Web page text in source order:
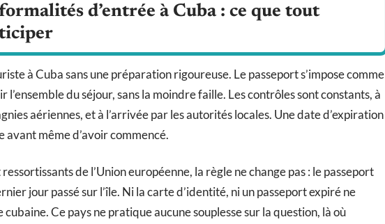
d’entrée à Cuba : ce que tout
à Cuba sans une préparation rigoureuse. Le passeport s’impose comme
l’ensemble du séjour, sans la moindre faille. Les contrôles sont constants, à
aériennes, et à l’arrivée par les autorités locales. Une date d’expiration
avant même d’avoir commencé.
de l’Union européenne, la règle ne change pas : le passeport
jour passé sur l’île. Ni la carte d’identité, ni un passeport expiré ne
Ce pays ne pratique aucune souplesse sur la question, là où